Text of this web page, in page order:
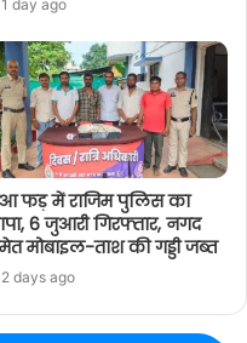
1 day ago
फड़ में राजिम पुलिस का
6 जुआरी गिरफ्तार, नगद
मोबाइल-ताश की गड्डी जब्त
2 days ago